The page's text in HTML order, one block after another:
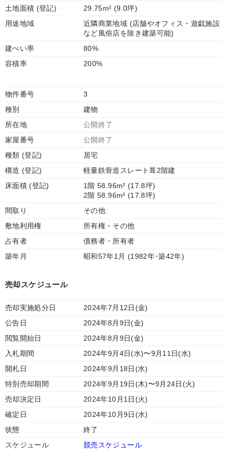
土地面積 (登記)
29.75m² (9.0坪)
用途地域
近隣商業地域 (店舗やオフィス・遊戯施設
など風俗店を除き建築可能)
建ぺい率
80%
容積率
200%
物件番号
3
種別
建物
所在地
公開終了
家屋番号
公開終了
種類 (登記)
居宅
構造 (登記)
軽量鉄骨造スレート葺2階建
床面積 (登記)
1階 58.96m² (17.8坪)
2階 58.96m² (17.8坪)
間取り
その他
敷地利用権
所有権・その他
占有者
債務者・所有者
築年月
昭和57年1月 (1982年･築42年)
売却スケジュール
売却実施処分日
2024年7月12日(金)
公告日
2024年8月9日(金)
閲覧開始日
2024年8月9日(金)
入札期間
2024年9月4日(水)〜9月11日(水)
開札日
2024年9月18日(水)
特別売却期間
2024年9月19日(木)〜9月24日(火)
売却決定日
2024年10月1日(火)
確定日
2024年10月9日(水)
状態
終了
スケジュール
競売スケジュール